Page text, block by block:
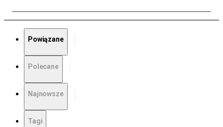
Powiązane
Polecane
Najnowsze
Tagi